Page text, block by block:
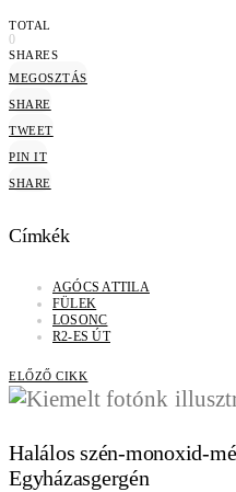
TOTAL
0
SHARES
MEGOSZTÁS
SHARE
TWEET
PIN IT
SHARE
Címkék
AGÓCS ATTILA
FÜLEK
LOSONC
R2-ES ÚT
ELŐZŐ CIKK
Halálos szén-monoxid-
Egyházasgergén